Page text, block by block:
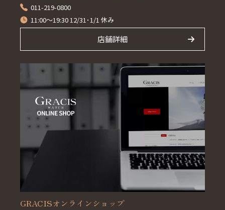
011-219-0800
11:00～19:30 12/31･1/1 休み
店舗詳細
GRACISオンラインショップ